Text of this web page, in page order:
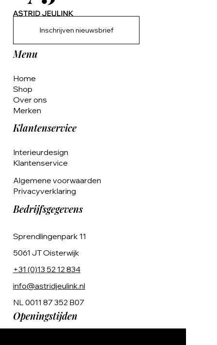
Inschrijven nieuwsbrief
Menu
Home
Shop
Over ons
Merken
Klantenservice
Interieurdesign
Klantenservice
Algemene voorwaarden
Privacyverklaring
Bedrijfsgegevens
Sprendlingenpark 11
5061 JT Oisterwijk
+31 (0)13 52 12 834
info@astridjeulink.nl
NL 0011 87 352 B07
Openingstijden